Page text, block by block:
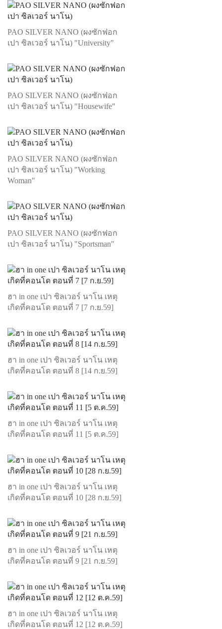
PAO SILVER NANO (ผงซักฟอก
เปา ซิลเวอร์ นาโน) "University"
PAO SILVER NANO (ผงซักฟอก
เปา ซิลเวอร์ นาโน) "Housewife"
PAO SILVER NANO (ผงซักฟอก
เปา ซิลเวอร์ นาโน) "Working
Woman"
PAO SILVER NANO (ผงซักฟอก
เปา ซิลเวอร์ นาโน) "Sportsman"
ฮา in one เปา ซิลเวอร์ นาโน เหตุ
เกิดที่คอนโด ตอนที่ 7 [7 ก.ย.59]
ฮา in one เปา ซิลเวอร์ นาโน เหตุ
เกิดที่คอนโด ตอนที่ 8 [14 ก.ย.59]
ฮา in one เปา ซิลเวอร์ นาโน เหตุ
เกิดที่คอนโด ตอนที่ 11 [5 ต.ค.59]
ฮา in one เปา ซิลเวอร์ นาโน เหตุ
เกิดที่คอนโด ตอนที่ 10 [28 ก.ย.59]
ฮา in one เปา ซิลเวอร์ นาโน เหตุ
เกิดที่คอนโด ตอนที่ 9 [21 ก.ย.59]
ฮา in one เปา ซิลเวอร์ นาโน เหตุ
เกิดที่คอนโด ตอนที่ 12 [12 ต.ค.59]